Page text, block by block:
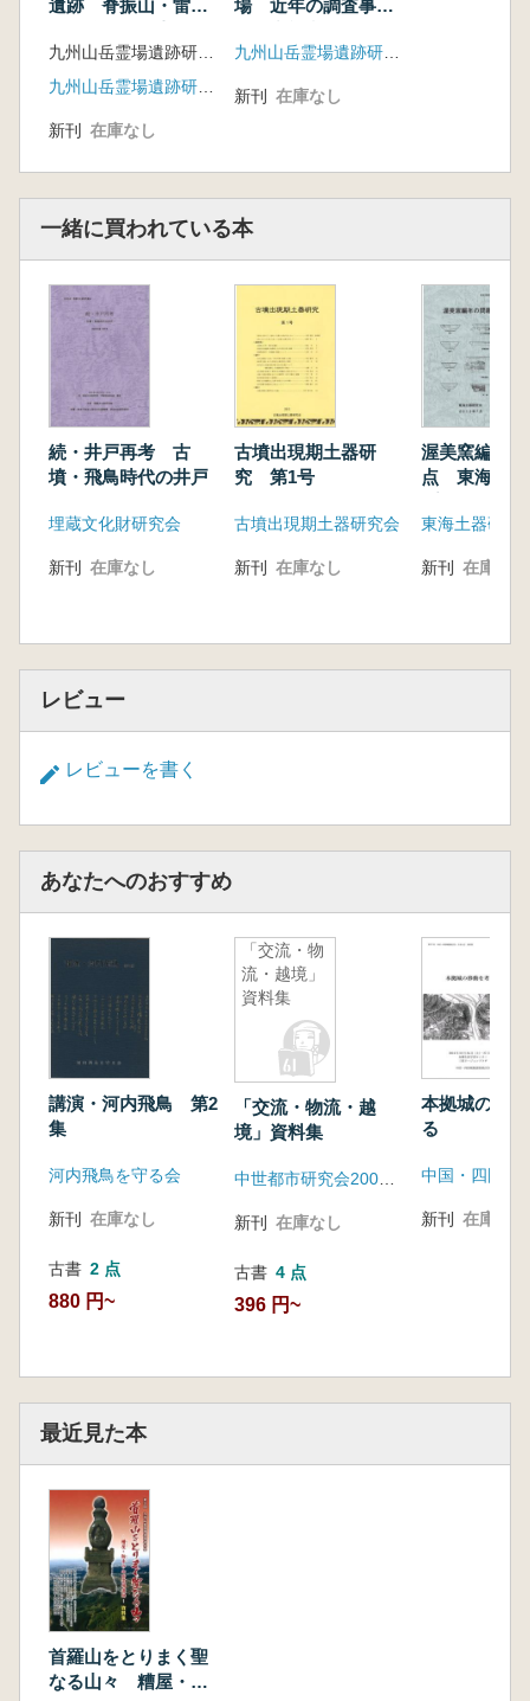
14.岡寺 良・山口 裕平 「平山寺跡」
15.吉田 東明 「六ヶ岳と六嶽神社」
16.吉田 扶希子 「剱神社」
17.國生 知子 「六ヶ岳周辺の仏教彫刻」
18.一瀬 智 「白山権現社」
19.松川 博一 「名引山天徳寺跡(大行寺
跡)」
20.山口 裕平 「丹鳳山瑞石寺」
21.岡寺 良 「霊松山内山寺跡」
22.松川 博一 「最明寺跡」
23.岡寺 良 「日陽山毘沙門天(普光寺)」
24.一瀬 智 「亀甲山長谷寺」
25.阿部洪太郎 「都市八幡宮経塚」
26.國生 知子 「西山・靡山周辺の仏教彫
刻」
第1回研究会の記録
遺跡 脊振山・雷
九州山岳霊場遺跡研究会 九州歴史資料館 編
九州山岳霊場遺跡研究会
新刊 在庫なし
場 近年の調査事例
新刊 在庫なし
一緒に買われている本
続・井戸再考 古
墳・飛鳥時代の井戸
埋蔵文化財研究会
新刊 在庫なし
古墳出現期土器研
究 第1号
古墳出現期土器研究会
新刊 在庫なし
渥美窯編年
点 東海土器
東海土器研究
新刊 在庫なし
レビュー
レビューを書く
あなたへのおすすめ
講演・河内飛鳥 第2
集
河内飛鳥を守る会
新刊 在庫なし
古書 2 点
880 円~
「交流・物
流・越境」
資料集
「交流・物流・越
境」資料集
新刊 在庫なし
古書 4 点
396 円~
本拠城の移
る
新刊 在庫なし
最近見た本
首羅山をとりまく聖
なる山々 糟屋・鞍